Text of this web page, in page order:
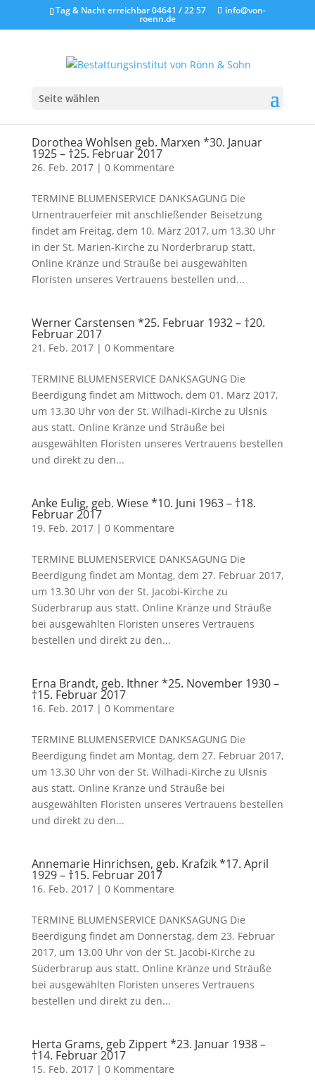
Tag & Nacht erreichbar 04641 / 22 57 info@von-
roenn.de
Seite wählen
Dorothea Wohlsen geb. Marxen *30. Januar
1925 – †25. Februar 2017
26. Feb. 2017| 0 Kommentare
TERMINE BLUMENSERVICE DANKSAGUNG Die
Urnentrauerfeier mit anschließender Beisetzung
findet am Freitag, dem 10. März 2017, um 13.30 Uhr
in der St. Marien-Kirche zu Norderbrarup statt.
Online Kränze und Sträuße bei ausgewählten
Floristen unseres Vertrauens bestellen und...
Werner Carstensen *25. Februar 1932 – †20.
Februar 2017
21. Feb. 2017| 0 Kommentare
TERMINE BLUMENSERVICE DANKSAGUNG Die
Beerdigung findet am Mittwoch, dem 01. März 2017,
um 13.30 Uhr von der St. Wilhadi-Kirche zu Ulsnis
aus statt. Online Kränze und Sträuße bei
ausgewählten Floristen unseres Vertrauens bestellen
und direkt zu den...
Anke Eulig, geb. Wiese *10. Juni 1963 – †18.
Februar 2017
19. Feb. 2017| 0 Kommentare
TERMINE BLUMENSERVICE DANKSAGUNG Die
Beerdigung findet am Montag, dem 27. Februar 2017,
um 13.30 Uhr von der St. Jacobi-Kirche zu
Süderbrarup aus statt. Online Kränze und Sträuße
bei ausgewählten Floristen unseres Vertrauens
bestellen und direkt zu den...
Erna Brandt, geb. Ithner *25. November 1930 –
†15. Februar 2017
16. Feb. 2017| 0 Kommentare
TERMINE BLUMENSERVICE DANKSAGUNG Die
Beerdigung findet am Montag, dem 27. Februar 2017,
um 13.30 Uhr von der St. Wilhadi-Kirche zu Ulsnis
aus statt. Online Kränze und Sträuße bei
ausgewählten Floristen unseres Vertrauens bestellen
und direkt zu den...
Annemarie Hinrichsen, geb. Krafzik *17. April
1929 – †15. Februar 2017
16. Feb. 2017| 0 Kommentare
TERMINE BLUMENSERVICE DANKSAGUNG Die
Beerdigung findet am Donnerstag, dem 23. Februar
2017, um 13.00 Uhr von der St. Jacobi-Kirche zu
Süderbrarup aus statt. Online Kränze und Sträuße
bei ausgewählten Floristen unseres Vertrauens
bestellen und direkt zu den...
Herta Grams, geb Zippert *23. Januar 1938 –
†14. Februar 2017
15. Feb. 2017| 0 Kommentare